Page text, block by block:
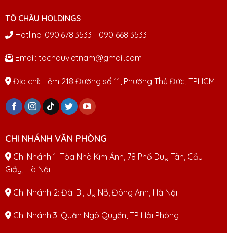
TÔ CHÂU HOLDINGS
Hotline: 090.678.3533 - 090 668 3533
Email: tochauvietnam@gmail.com
Địa chỉ: Hẻm 218 Đường số 11, Phường Thủ Đức, TPHCM
CHI NHÁNH VĂN PHÒNG
Chi Nhánh 1: Tòa Nhà Kim Ánh, 78 Phố Duy Tân, Cầu
Giấy, Hà Nội
Chi Nhánh 2: Đài Bi, Uy Nỗ, Đông Anh, Hà Nội
Chi Nhánh 3: Quận Ngô Quyền, TP Hải Phòng